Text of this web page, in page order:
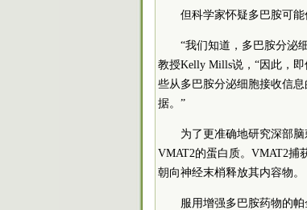
但科学家怀疑多巴胺可
“我们知道，多巴胺分泌
教授Kelly Mills说，“因此，
些从多巴胺分泌细胞接收信
据。”
为了更准确地研究深部
VMAT2的蛋白质。VMAT2捕
朝向神经末梢释放其内容物。
服用增强多巴胺药物的